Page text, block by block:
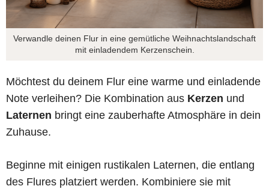
Verwandle deinen Flur in eine gemütliche Weihnachtslandschaft
mit einladendem Kerzenschein.
Möchtest du deinem Flur eine warme und einladende
Note verleihen? Die Kombination aus Kerzen und
Laternen bringt eine zauberhafte Atmosphäre in dein
Zuhause.
Beginne mit einigen rustikalen Laternen, die entlang
des Flures platziert werden. Kombiniere sie mit